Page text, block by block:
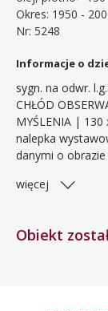
Okres: 1950 -
Nr: 5248
Informacje o
sygn. na odwr.
CHŁÓD
MYŚLENIA |
nalepka
danymi o obrazie
DEBILIZM
P.P.Desa Stary Rynek 48,
więcej
Obiekt